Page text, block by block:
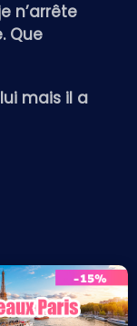
n’arrête
Que
mais il a